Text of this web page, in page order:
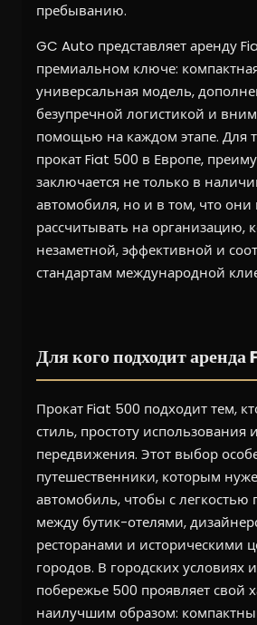
пребыванию.
GC Auto представляет аренду
премиальном ключе:
универсальная модель,
безупречной логистикой и
помощью на каждом этапе. Для
прокат Fiat 500 в Европе,
заключается не только в
автомобиля, но и в том, что они
рассчитывать на организацию,
незаметной, эффективной и
стандартам международной
Для кого подходит аренда
Прокат Fiat 500 подходит тем,
стиль, простоту использования
передвижения. Этот выбор
путешественники, которым
автомобиль, чтобы с легкостью
между бутик-отелями,
ресторанами и историческими
городов. В городских условиях
побережье 500 проявляет свой
наилучшим образом: